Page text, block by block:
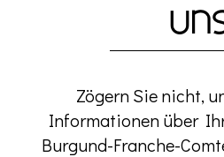
Zögern Sie nicht,
Informationen über
Burgund-Franche-